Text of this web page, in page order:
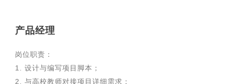
产品经理
岗位职责：
1. 设计与编写项目脚本；
2. 与高校教师对接项目详细需求；